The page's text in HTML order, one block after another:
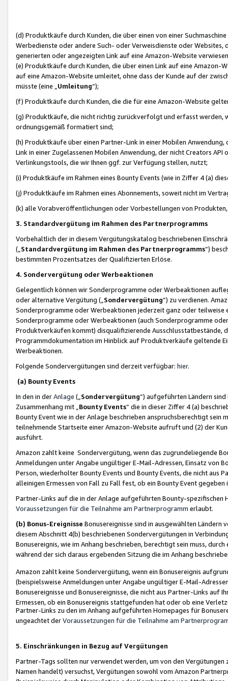
(d) Produktkäufe durch Kunden, die über einen von einer
Werbedienste oder andere Such- oder Verweisdienste oder Websites,
generierten oder angezeigten Link auf eine Amazon-Website
(e) Produktkäufe durch Kunden, die über einen Link auf eine
auf eine Amazon-Website umleitet, ohne dass der Kunde auf der
müsste (eine „ Umleitung“);
(f) Produktkäufe durch Kunden, die die für eine Amazon-Website
(g) Produktkäufe, die nicht richtig zurückverfolgt und erfasst werden,
ordnungsgemäß formatiert sind;
(h) Produktkäufe über einen Partner-Link in einer Mobilen
Link in einer Zugelassenen Mobilen Anwendung, der nicht Creators
Verlinkungstools, die wir Ihnen ggf. zur Verfügung stellen, nutzt;
(i) Produktkäufe im Rahmen eines Bounty Events (wie in Ziffer 4 (a)
(j) Produktkäufe im Rahmen eines Abonnements, soweit nicht im
(k) alle Vorabveröffentlichungen oder Vorbestellungen von
3. Standardvergütung im Rahmen des Partnerprogramms
Vorbehaltlich der in diesem Vergütungskatalog beschriebenen
(„ Standardvergütung im Rahmen des Partnerprogramms“)
bestimmten Prozentsatzes der Qualifizierten Erlöse.
4. Sondervergütung oder Werbeaktionen
Gelegentlich können wir Sonderprogramme oder Werbeaktionen
oder alternative Vergütung („ Sondervergütung”) zu verdienen.
Sonderprogramme oder Werbeaktionen jederzeit ganz oder
Sonderprogramme oder Werbeaktionen (auch Sonderprogramme
Produktverkäufen kommt) disqualifizierende Ausschlusstatbestände,
Programmdokumentation im Hinblick auf Produktverkäufe geltende
Werbeaktionen.
Folgende Sondervergütungen sind derzeit verfügbar: hier.
(a) Bounty Events
In den in derAnlage („ Sondervergütung“) aufgeführten Ländern
Zusammenhang mit „ Bounty Events“ die in dieser Ziffer 4 (a)
Bounty Event wie in der Anlage beschrieben anspruchsberechtigt sein
teilnehmende Startseite einer Amazon-Website aufruft und (2) der
ausführt.
Amazon zahlt keine Sondervergütung, wenn das zugrundeliegende
Anmeldungen unter Angabe ungültiger E-Mail-Adressen, Einsatz von
Person, wiederholter Bounty Events und Bounty Events, die nicht
alleinigen Ermessen von Fall zu Fall fest, ob ein Bounty Event
Partner-Links auf die in der Anlage aufgeführten Bounty-spezifischen
Voraussetzungen für die Teilnahme am Partnerprogramm erlaubt.
(b) Bonus-Ereignisse Bonusereignisse sind in ausgewählten Ländern
diesem Abschnitt 4(b) beschriebenen Sondervergütungen in
Bonusereignis, wie im Anhang beschrieben, berechtigt sein muss,
während der sich daraus ergebenden Sitzung die im Anhang
Amazon zahlt keine Sondervergütung, wenn ein Bonusereignis
(beispielsweise Anmeldungen unter Angabe ungültiger E-Mail-
Bonusereignisse und Bonusereignisse, die nicht aus Partner-Links auf
Ermessen, ob ein Bonusereignis stattgefunden hat oder ob eine
Partner-Links zu den im Anhang aufgeführten Homepages für
ungeachtet derVoraussetzungen für die Teilnahme am
5. Einschränkungen in Bezug auf Vergütungen
Partner-Tags sollten nur verwendet werden, um von den
Namen handelt) versuchst, Vergütungen sowohl vom Amazon